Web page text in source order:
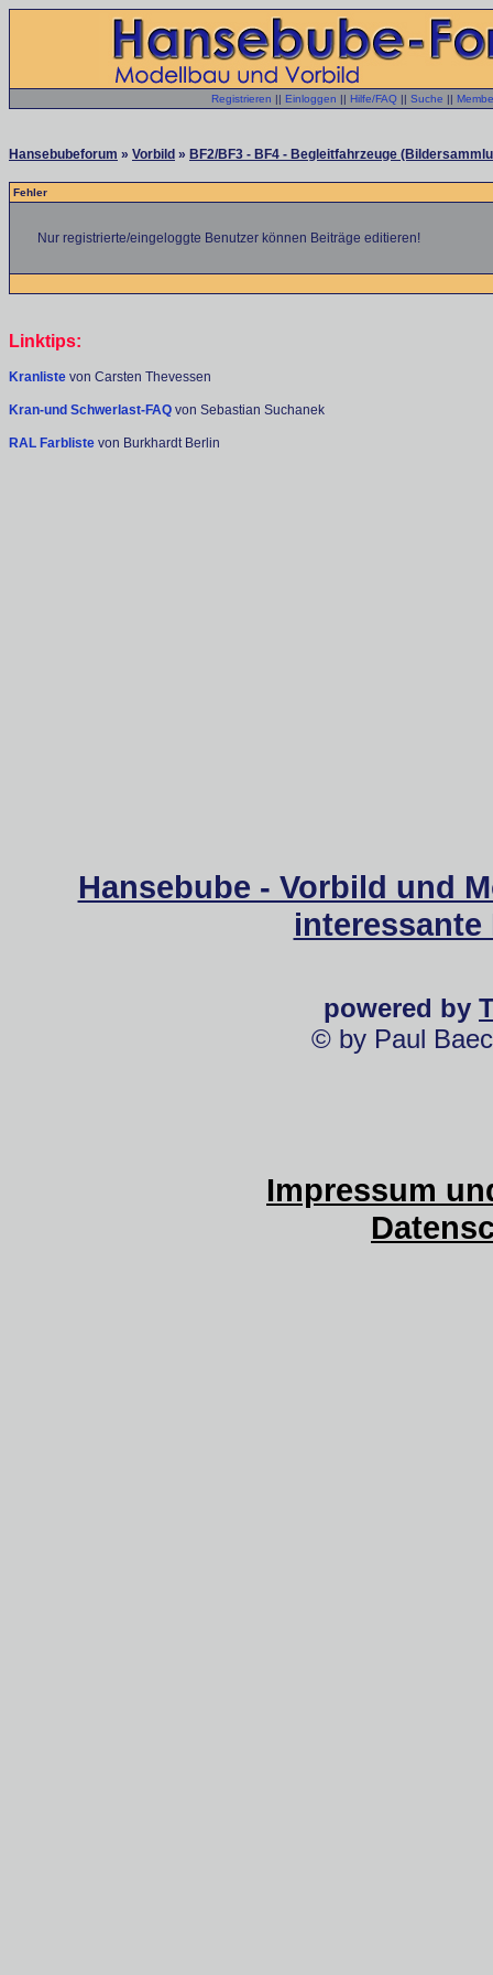
Registrieren || Einloggen || Hilfe/FAQ || Suche ||
Hansebubeforum » Vorbild » BF2/BF3 - BF4 - Begleitfahrzeuge
Fehler
Nur registrierte/eingeloggte Benutzer können Beiträge editieren!
Linktips:
Kranliste von Carsten Thevessen
Kran-und Schwerlast-FAQ von Sebastian Suchanek
RAL Farbliste von Burkhardt Berlin
Hansebube - Vorbild und
powered by
© by Paul
Impressum